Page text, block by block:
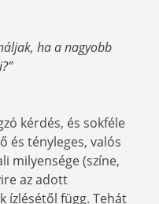
ha a nagyobb
kérdés, és sokféle
és tényleges, valós
milyensége (színe,
az adott
ízlésétől függ. Tehát